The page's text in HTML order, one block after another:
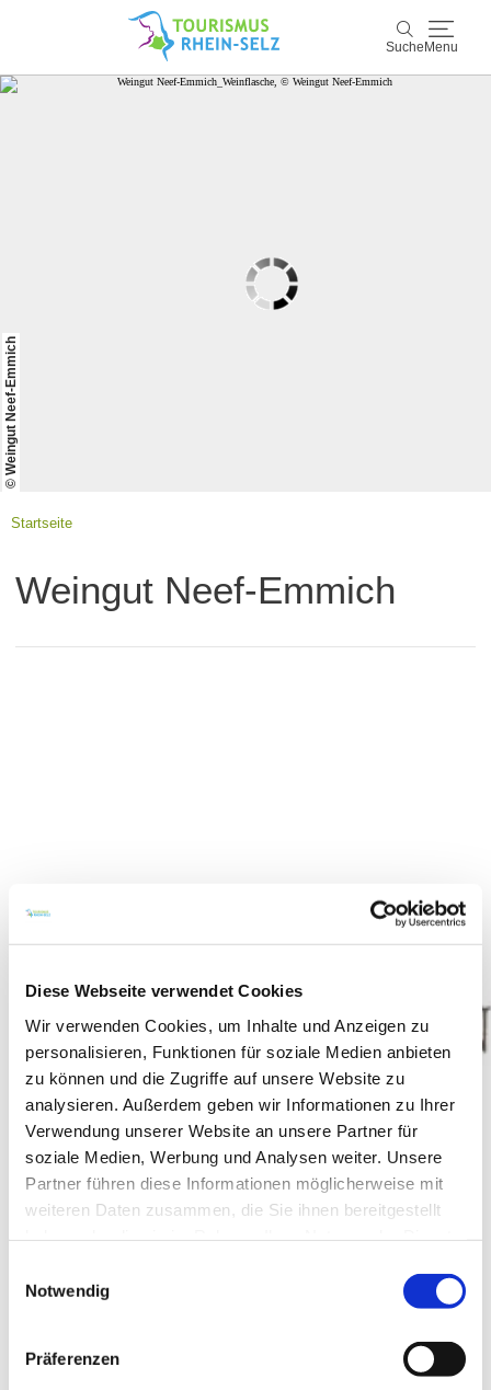
Diese Webseite verwendet Cookies
Wir verwenden Cookies, um Inhalte und Anzeigen zu
personalisieren, Funktionen für soziale Medien anbieten
zu können und die Zugriffe auf unsere Website zu
analysieren. Außerdem geben wir Informationen zu Ihrer
Verwendung unserer Website an unsere Partner für
soziale Medien, Werbung und Analysen weiter. Unsere
Partner führen diese Informationen möglicherweise mit
weiteren Daten zusammen, die Sie ihnen bereitgestellt
Notwendig
Präferenzen
Suche Menu
Kultur & Events
© Weingut Neef-Emmich
Startseite
Weingut Neef-Emmich